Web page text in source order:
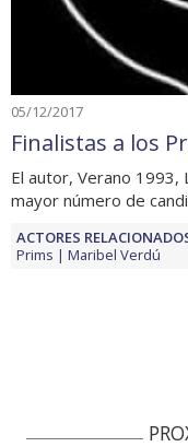
05/12/2017
Finalistas a los
El autor, Verano 1993,
mayor número de
ACTORES
Prims
Maribel Verdú